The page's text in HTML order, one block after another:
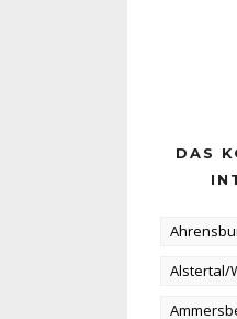
DAS
Alstertal/